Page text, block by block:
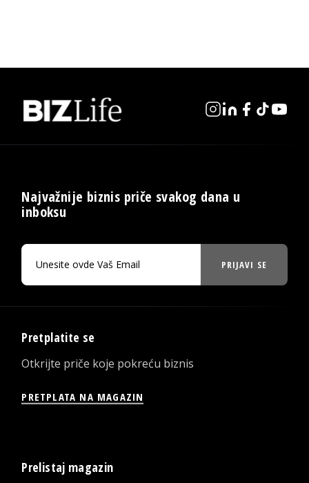
Najvažnije biznis priče svakog dana u
inboksu
PRIJAVI SE
Pretplatite se
Otkrijte priče koje pokreću biznis
PRETPLATA NA MAGAZIN
Prelistaj magazin